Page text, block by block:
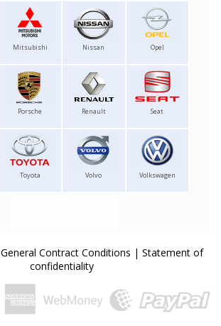
Mitsubishi Nissan Opel
Porsche Renault Seat
Toyota Volvo Volkswagen
General Contract Conditions | Statement of
confidentiality